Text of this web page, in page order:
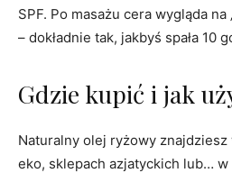
SPF. Po masażu cera wygląda
– dokładnie tak, jakbyś spała 10
Gdzie kupić i jak
Naturalny olej ryżowy znajdziesz
eko, sklepach azjatyckich lub…